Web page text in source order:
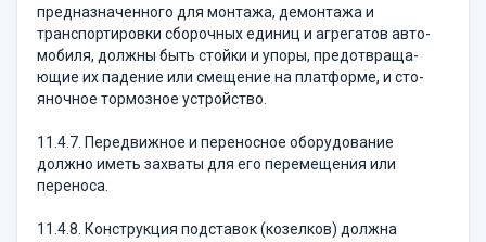
предназначенного для монтажа, демонтажа и
транспортировки сборочных единиц и агрегатов авто­
мобиля, должны быть стойки и упоры, предотвраща­
ющие их падение или смещение на платформе, и сто­
яночное тормозное устройство.
11.4.7. Передвижное и переносное оборудование
должно иметь захваты для его перемещения или
переноса.
11.4.8. Конструкция подставок (козелков) долж­на